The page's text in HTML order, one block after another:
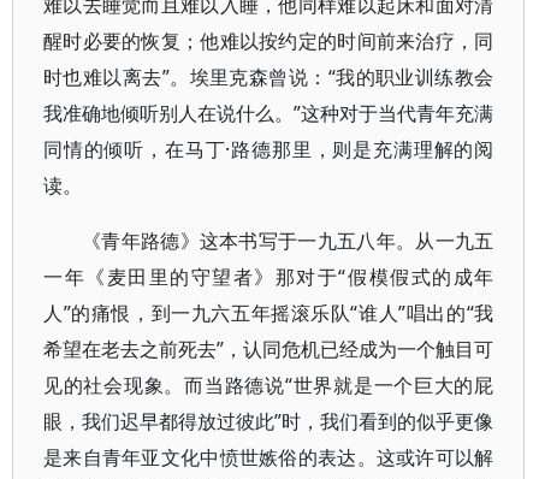
醒时必要的恢复；他难以按约定的时间前来治疗，同
时也难以离去”。埃里克森曾说：“我的职业训练教会
我准确地倾听别人在说什么。”这种对于当代青年充满
同情的倾听，在马丁·路德那里，则是充满理解的阅
读。
《青年路德》这本书写于一九五八年。从一九五
一年《麦田里的守望者》那对于“假模假式的成年
人”的痛恨，到一九六五年摇滚乐队“谁人”唱出的“我
希望在老去之前死去”，认同危机已经成为一个触目可
见的社会现象。而当路德说“世界就是一个巨大的屁
眼，我们迟早都得放过彼此”时，我们看到的似乎更像
是来自青年亚文化中愤世嫉俗的表达。这或许可以解